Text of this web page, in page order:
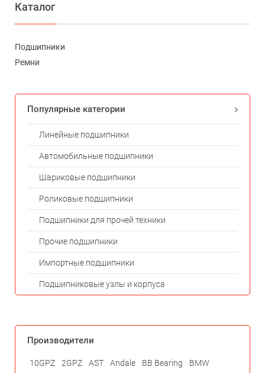
Каталог
Подшипники
Ремни
Популярные категории
Линейные подшипники
Автомобильные подшипники
Шариковые подшипники
Роликовые подшипники
Подшипники для прочей техники
Прочие подшипники
Импортные подшипники
Подшипниковые узлы и корпуса
Производители
10GPZ 2GPZ AST Andale BB Bearing
BMW